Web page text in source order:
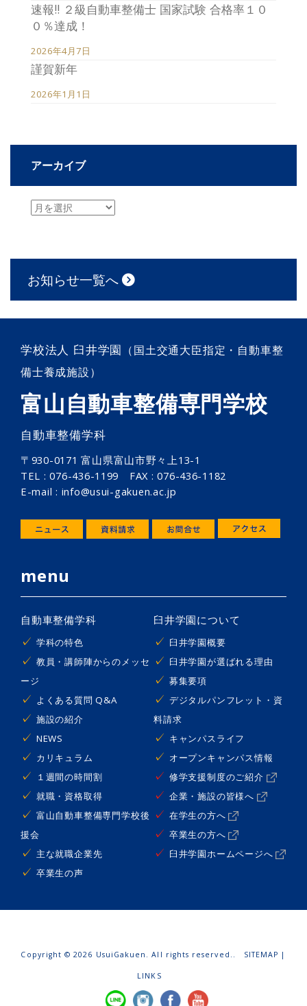
速報!! ２級自動車整備士 国家試験 合格率１０
０％達成！
2026年4月7日
謹賀新年
2026年1月1日
アーカイブ
お知らせ一覧へ
学校法人 臼井学園 （国土交通大臣指定・自動車整
備士養成施設）
富山自動車整備専門学校
自動車整備学科
〒930-0171 富山県富山市野々上13-1
TEL : 076-436-1199 FAX : 076-436-1182
E-mail : info@usui-gakuen.ac.jp
menu
自動車整備学科
学科の特色
教員・講師陣からのメッセ
ージ
よくある質問 Q&A
施設の紹介
NEWS
カリキュラム
１週間の時間割
就職・資格取得
富山自動車整備専門学校後
援会
主な就職企業先
卒業生の声
臼井学園について
臼井学園概要
臼井学園が選ばれる理由
募集要項
デジタルパンフレット・資
料請求
キャンパスライフ
オープンキャンパス情報
修学支援制度のご紹介
企業・施設の皆様へ
在学生の方へ
卒業生の方へ
臼井学園ホームページへ
Copyright ©2026 UsuiGakuen. All rights reserved.. SITEMAP |
LINKS